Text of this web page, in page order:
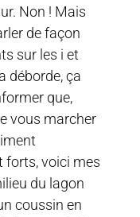
Non ! Mais
de façon
sur les i et
déborde, ça
que,
vous marcher
forts, voici mes
du lagon
coussin en